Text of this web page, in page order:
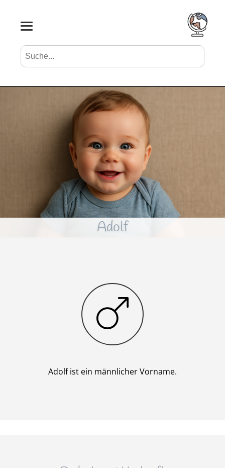
Suche nach Vornamen Search
Adolf
Junge
Adolf ist ein männlicher Vorname.